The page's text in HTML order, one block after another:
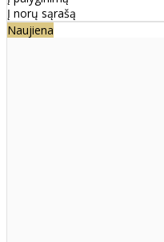
Į norų sąrašą
Naujiena